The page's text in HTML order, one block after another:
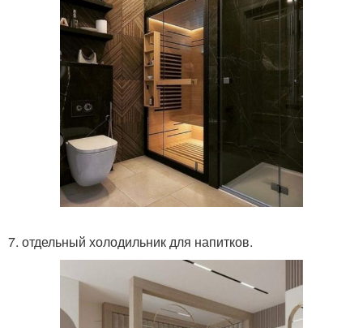
7. отдельный холодильник для напитков.